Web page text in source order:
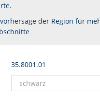
der Region für
35.8001.01